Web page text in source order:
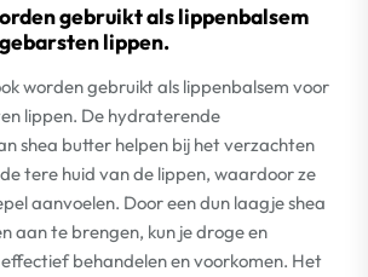
gebruikt als lippenbalsem
lippen.
worden gebruikt als lippenbalsem voor
lippen. De hydraterende
shea butter helpen bij het verzachten
tere huid van de lippen, waardoor ze
aanvoelen. Door een dun laagje shea
aan te brengen, kun je droge en
behandelen en voorkomen. Het